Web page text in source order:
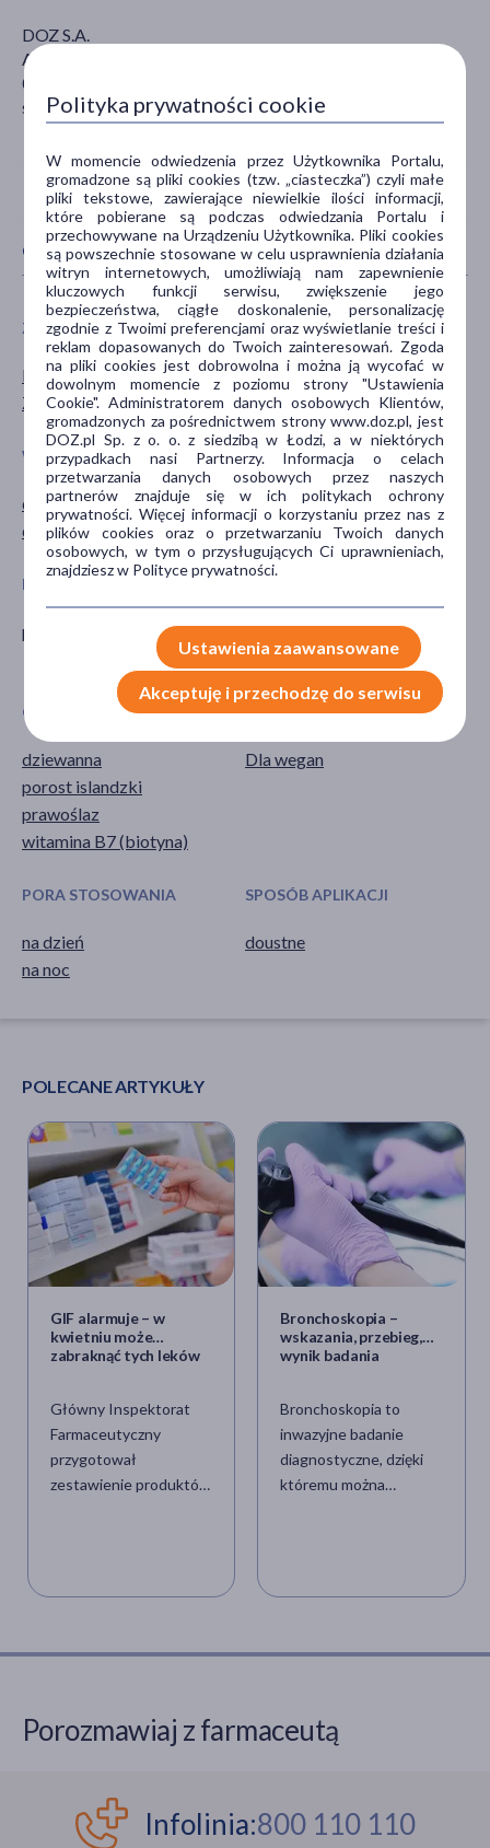
DOZ S.A.
Al. Jerozolimskie 134
02-352 Warszawa
sekretariat@doz.pl
CECHY PRODUKTU
ZALECENIA ŻYWIENIOWE
Bez glutenu
Z substancją słodzącą
PŁEĆ
Mężczyzna
Kobieta
WIEK
dla dorosłych
dla seniorów
TYP PRODUKTU
Suplement diety
POSTAĆ
pastylki
wspomagające
wzmacniające
GŁÓWNY SKŁADNIK
dziewanna
porost islandzki
prawoślaz
witamina B7 (biotyna)
SPECYFIKA
Dla wegan
PORA STOSOWANIA
na dzień
na noc
SPOSÓB APLIKACJI
doustne
POLECANE ARTYKUŁY
GIF alarmuje – w
kwietniu może
zabraknąć tych leków
Główny Inspektorat
Farmaceutyczny
przygotował
zestawienie produktów
mieć największy
Bronchoskopia –
wskazania, przebieg,
wynik badania
Bronchoskopia to
inwazyjne badanie
diagnostyczne, dzięki
któremu można
oskrzeli to m.in.
nieustalonej przyczynie
radiologicznym
wymagające
Porozmawiaj z farmaceutą
Infolinia:800 110 110
Polityka prywatności cookie
W momencie odwiedzenia przez Użytkownika Portalu,
gromadzone są pliki cookies (tzw. „ciasteczka”) czyli małe
pliki tekstowe, zawierające niewielkie ilości informacji,
które pobierane są podczas odwiedzania Portalu i
przechowywane na Urządzeniu Użytkownika. Pliki cookies
są powszechnie stosowane w celu usprawnienia działania
witryn internetowych, umożliwiają nam zapewnienie
kluczowych funkcji serwisu, zwiększenie jego
bezpieczeństwa, ciągłe doskonalenie, personalizację
zgodnie z Twoimi preferencjami oraz wyświetlanie treści i
reklam dopasowanych do Twoich zainteresowań. Zgoda
na pliki cookies jest dobrowolna i można ją wycofać w
dowolnym momencie z poziomu strony "Ustawienia
Cookie". Administratorem danych osobowych Klientów,
gromadzonych za pośrednictwem strony www.doz.pl, jest
DOZ.pl Sp. z o. o. z siedzibą w Łodzi, a w niektórych
przypadkach nasi Partnerzy. Informacja o celach
przetwarzania danych osobowych przez naszych
partnerów znajduje się w ich politykach ochrony
prywatności. Więcej informacji o korzystaniu przez nas z
plików cookies oraz o przetwarzaniu Twoich danych
osobowych, w tym o przysługujących Ci uprawnieniach,
znajdziesz w Polityce prywatności.
Ustawienia zaawansowane
Akceptuję i przechodzę do serwisu